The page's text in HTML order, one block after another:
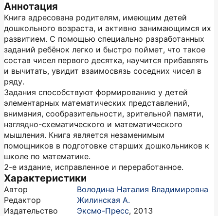
Аннотация
Книга адресована родителям, имеющим детей
дошкольного возраста, и активно занимающимся их
развитием. С помощью специально разработанных
заданий ребёнок легко и быстро поймет, что такое
состав чисел первого десятка, научится прибавлять
и вычитать, увидит взаимосвязь соседних чисел в
ряду.
Задания способствуют формированию у детей
элементарных математических представлений,
внимания, сообразительности, зрительной памяти,
наглядно-схематического и математического
мышления. Книга является незаменимым
помощников в подготовке старших дошкольников к
школе по математике.
2-е издание, исправленное и переработанное.
Характеристики
Автор
Володина Наталия Владимировна
Редактор
Жилинская А.
Издательство
Эксмо-Пресс, 2013